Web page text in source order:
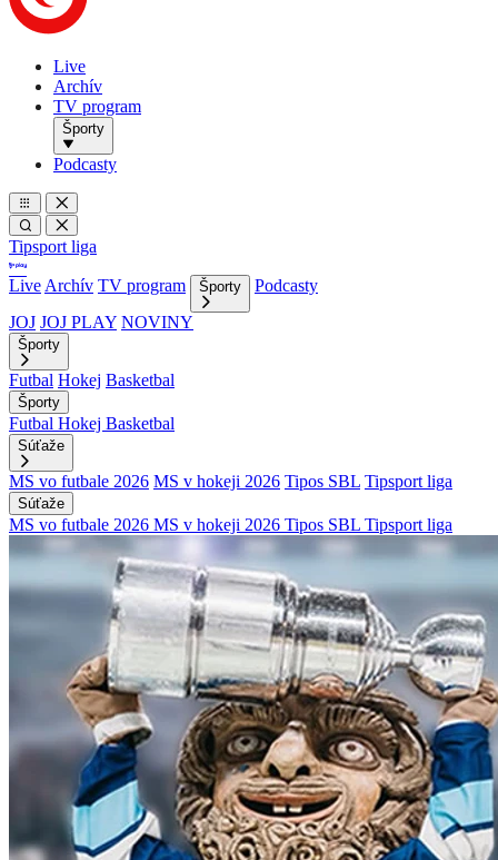
Live
Archív
TV program
Športy
Podcasty
Tipsport liga
Live Archív TV program Športy
Podcasty
JOJ JOJ PLAY NOVINY
Športy
Futbal Hokej Basketbal
Športy
Futbal Hokej Basketbal
Súťaže
MS vo futbale 2026 MS v hokeji 2026 Tipos SBL Tipsport liga
Súťaže
MS vo futbale 2026 MS v hokeji 2026 Tipos SBL Tipsport liga